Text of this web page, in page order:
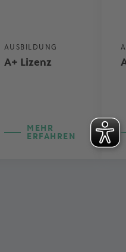
AUSBILDUNG
A+ Lizenz
MEHR
ERFAHREN